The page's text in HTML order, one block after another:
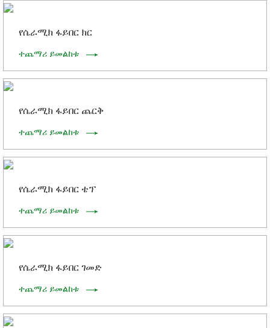
የሴራሚክ ፋይበር ክር
ተጨማሪ ይመልከቱ
የሴራሚክ ፋይበር ጨርቅ
ተጨማሪ ይመልከቱ
የሴራሚክ ፋይበር ቴፕ
ተጨማሪ ይመልከቱ
የሴራሚክ ፋይበር ገመድ
ተጨማሪ ይመልከቱ